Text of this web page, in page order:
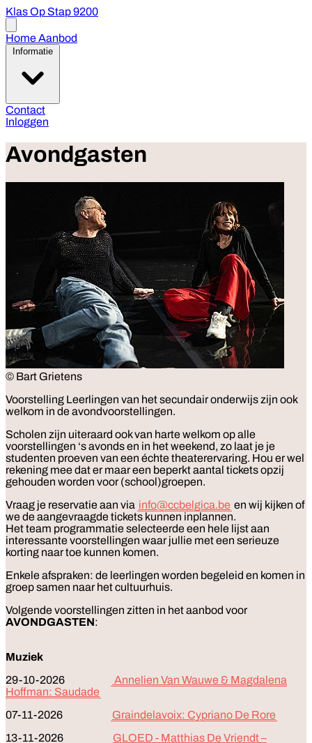
Klas Op Stap 9200
menu
HomeAanbod
Informatie
Contact
Inloggen
Avondgasten
© Bart Grietens
Voorstelling Leerlingen van het secundair onderwijs zijn ook
welkom in de avondvoorstellingen.
Scholen zijn uiteraard ook van harte welkom op alle
voorstellingen ‘s avonds en in het weekend, zo laat je je
studenten proeven van een échte theaterervaring. Hou er wel
rekening mee dat er maar een beperkt aantal tickets opzij
gehouden worden voor (school)groepen.
Vraag je reservatie aan via info@ccbelgica.be en wij kijken of
we de aangevraagde tickets kunnen inplannen.
Het team programmatie selecteerde een hele lijst aan
interessante voorstellingen waar jullie met een serieuze
korting naar toe kunnen komen.
Enkele afspraken: de leerlingen worden begeleid en komen in
groep samen naar het cultuurhuis.
Volgende voorstellingen zitten in het aanbod voor
AVONDGASTEN:
Muziek
29-10-2026
Annelien Van Wauwe & Magdalena
Hoffman: Saudade
07-11-2026
Graindelavoix: Cypriano De Rore
13-11-2026
GLOED - Matthias De Vriendt –